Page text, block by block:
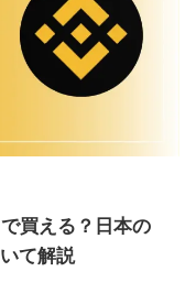
買える？日本の
て解説